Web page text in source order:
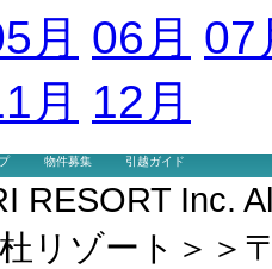
月 06月 07
月 12月
物件募集 引越ガイド
RESORT Inc.
リゾート＞＞